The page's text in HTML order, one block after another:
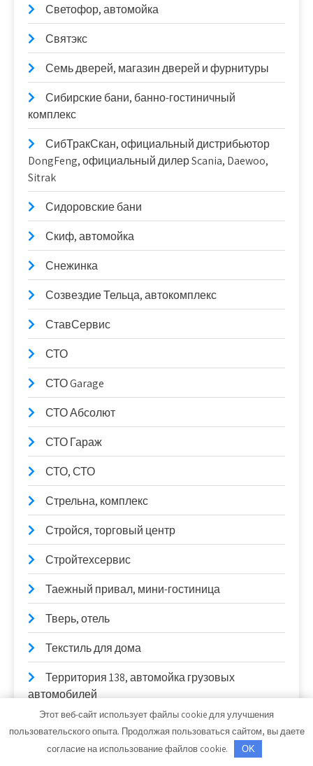
Светофор, автомойка
Святэкс
Семь дверей, магазин дверей и фурнитуры
Сибирские бани, банно-гостиничный
комплекс
СибТракСкан, официальный дистрибьютор
DongFeng, официальный дилер Scania, Daewoo,
Sitrak
Сидоровские бани
Скиф, автомойка
Снежинка
Созвездие Тельца, автокомплекс
СтавСервис
СТО
СТО Garage
СТО Абсолют
СТО Гараж
СТО, СТО
Стрельна, комплекс
Стройся, торговый центр
Стройтехсервис
Таежный привал, мини-гостиница
Тверь, отель
Текстиль для дома
Территория 138, автомойка грузовых
автомобилей
Тёщина банька, сауна
Толстяк, банный комплекс
Этот веб-сайт использует файлы cookie для улучшения
пользовательского опыта. Продолжая пользоваться сайтом, вы даете
согласие на использование файлов cookie.
OK